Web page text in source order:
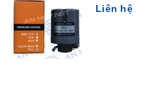
Liên hệ